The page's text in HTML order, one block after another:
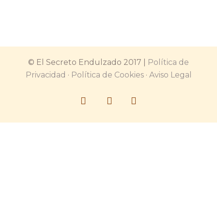
© El Secreto Endulzado 2017 |
Política de
Privacidad · Política de Cookies· Aviso Legal